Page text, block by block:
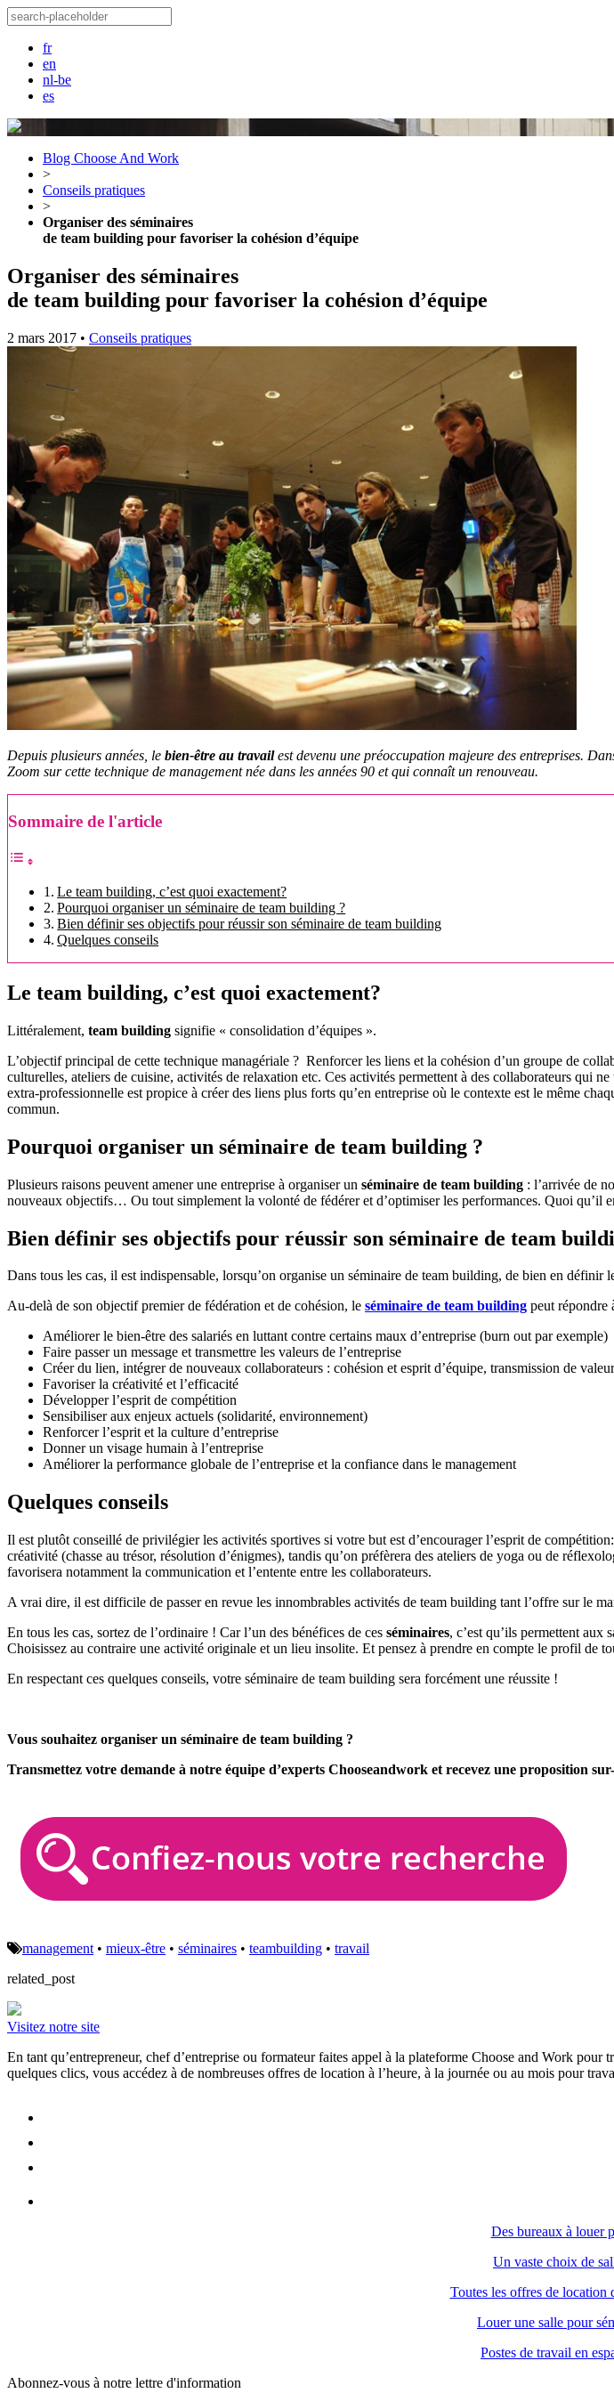
fr
en
nl-be
es
Blog Choose And Work
>
Conseils pratiques
>
Organiser des séminaires
de team building pour favoriser la cohésion d’équipe
Organiser des séminaires
de team building pour favoriser la cohésion d’équipe
2 mars 2017 • Conseils pratiques
Depuis plusieurs années, le bien-être au travailest devenu une préoccupation majeure des entreprises.
Zoom sur cette technique de management née dans les années 90 et qui connaît un renouveau.
Sommaire de l'article
Le team building, c’est quoi exactement?
Pourquoi organiser un séminaire de team building ?
Bien définir ses objectifs pour réussir son séminaire de team building
Quelques conseils
Le team building, c’est quoi exactement?
Littéralement, team building signifie « consolidation d’équipes ».
L’objectif principal de cette technique managériale ? Renforcer les liens et la cohésion d’un groupe de
culturelles, ateliers de cuisine, activités de relaxation etc. Ces activités permettent à des collaborateurs qui
extra-professionnelle est propice à créer des liens plus forts qu’en entreprise où le contexte est le même
commun.
Pourquoi organiser un séminaire de team building ?
Plusieurs raisons peuvent amener une entreprise à organiser un séminaire de team building : l’arrivée de
nouveaux objectifs… Ou tout simplement la volonté de fédérer et d’optimiser les performances. Quoi qu’il
Bien définir ses objectifs pour réussir son séminaire de team
Dans tous les cas, il est indispensable, lorsqu’on organise un séminaire de team building, de bien en définir
Au-delà de son objectif premier de fédération et de cohésion, le séminaire de team building peut répondre
Améliorer le bien-être des salariés en luttant contre certains maux d’entreprise (burn out par exemple)
Faire passer un message et transmettre les valeurs de l’entreprise
Créer du lien, intégrer de nouveaux collaborateurs : cohésion et esprit d’équipe, transmission de
Favoriser la créativité et l’efficacité
Développer l’esprit de compétition
Sensibiliser aux enjeux actuels (solidarité, environnement)
Renforcer l’esprit et la culture d’entreprise
Donner un visage humain à l’entreprise
Améliorer la performance globale de l’entreprise et la confiance dans le management
Quelques conseils
Il est plutôt conseillé de privilégier les activités sportives si votre but est d’encourager l’esprit de
créativité (chasse au trésor, résolution d’énigmes), tandis qu’on préfèrera des ateliers de yoga ou de
favorisera notamment la communication et l’entente entre les collaborateurs.
A vrai dire, il est difficile de passer en revue les innombrables activités de team building tant l’offre sur le
En tous les cas, sortez de l’ordinaire ! Car l’un des bénéfices de ces séminaires, c’est qu’ils permettent aux
Choisissez au contraire une activité originale et un lieu insolite. Et pensez à prendre en compte le profil de
En respectant ces quelques conseils, votre séminaire de team building sera forcément une réussite !
Vous souhaitez organiser un séminaire de team building ?
Transmettez votre demande à notre équipe d’experts Chooseandwork et recevez une proposition
management • mieux-être • séminaires • teambuilding • travail
related_post
Visitez notre site
En tant qu’entrepreneur, chef d’entreprise ou formateur faites appel à la plateforme Choose and Work
quelques clics, vous accédez à de nombreuses offres de location à l’heure, à la journée ou au mois pour
Des bureaux à louer
Un vaste choix de
Toutes les offres de location
Louer une salle pour
Postes de travail en
Abonnez-vous à notre lettre d'information